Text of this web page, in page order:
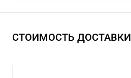
СТОИМОСТЬ ДОСТАВКИ